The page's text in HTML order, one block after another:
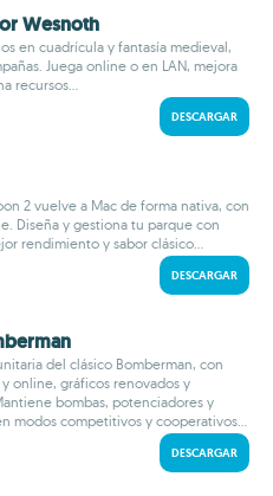
Wesnoth
en cuadrícula y fantasía medieval,
Juega online o en LAN, mejora
recursos...
DESCARGAR
2 vuelve a Mac de forma nativa, con
Diseña y gestiona tu parque con
rendimiento y sabor clásico...
DESCARGAR
del clásico Bomberman, con
online, gráficos renovados y
bombas, potenciadores y
modos competitivos y cooperativos...
DESCARGAR